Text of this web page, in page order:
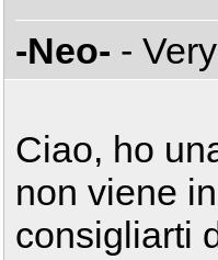
-Neo- -
Ciao, ho
non viene
consigliarti